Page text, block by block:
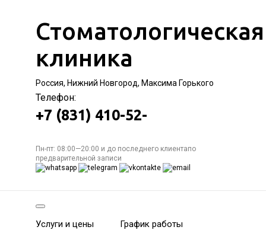
Стоматологическая
клиника
Россия, Нижний Новгород, Максима Горького
Телефон:
+7 (831) 410-52-
Пн-пт: 08:00—20:00 и до последнего клиентапо
предварительной записи
Услуги и цены График работы